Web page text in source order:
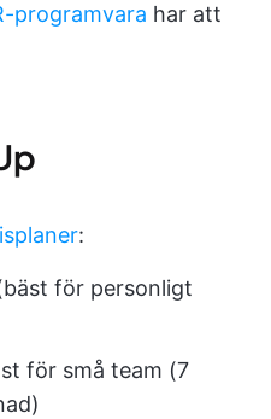
programvara har att
:
för personligt
för små team (7